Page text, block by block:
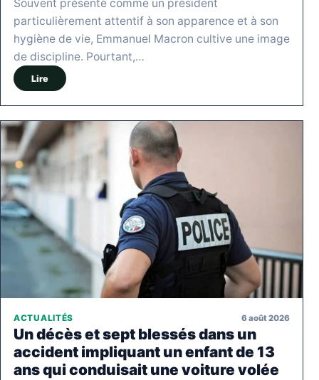
Souvent présenté comme un président
particulièrement attentif à son apparence et à son
hygiène de vie, Emmanuel Macron cultive une image
de discipline. Pourtant,…
Lire
ACTUALITÉS 6 août 2026
Un décès et sept blessés dans un
accident impliquant un enfant de 13
ans qui conduisait une voiture volée